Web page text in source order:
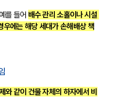
를 들어 배수 관리 소홀이나 시설
우에는 해당 세대가 손해배상 책
와 같이 건물 자체의 하자에서 비